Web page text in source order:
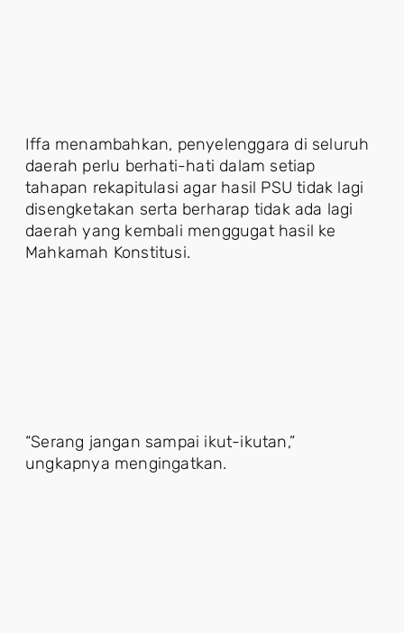
Iffa menambahkan, penyelenggara di seluruh
daerah perlu berhati-hati dalam setiap
tahapan rekapitulasi agar hasil PSU tidak lagi
disengketakan serta berharap tidak ada lagi
daerah yang kembali menggugat hasil ke
Mahkamah Konstitusi.
“Serang jangan sampai ikut-ikutan,”
ungkapnya mengingatkan.